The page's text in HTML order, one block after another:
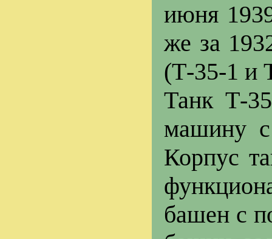
июня
же за
(Т-35-1 и
Танк Т-
машину с
Корпус
башен с